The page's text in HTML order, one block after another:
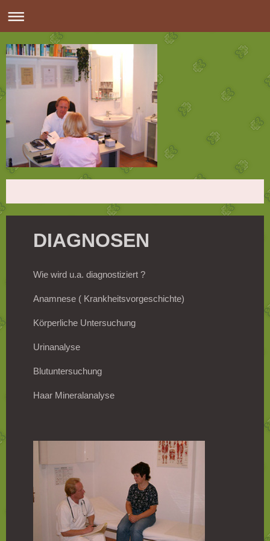
DIAGNOSEN
Wie wird u.a. diagnostiziert ?
Anamnese ( Krankheitsvorgeschichte)
Körperliche Untersuchung
Urinanalyse
Blutuntersuchung
Haar Mineralanalyse